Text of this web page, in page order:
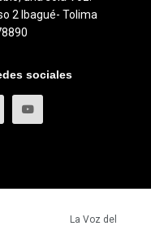
2 Ibagué- Tolima
sociales
La Voz del